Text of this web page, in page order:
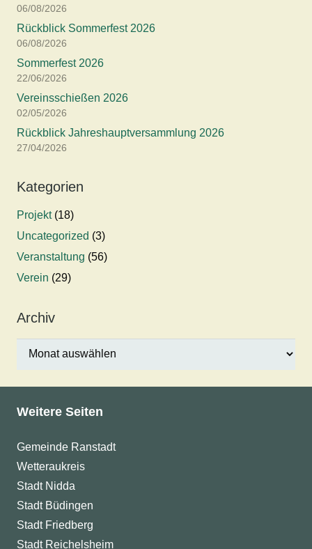
06/08/2026
Rückblick Sommerfest 2026
06/08/2026
Sommerfest 2026
22/06/2026
Vereinsschießen 2026
02/05/2026
Rückblick Jahreshauptversammlung 2026
27/04/2026
Kategorien
Projekt(18)
Uncategorized (3)
Veranstaltung (56)
Verein (29)
Archiv
Archiv
Weitere Seiten
Gemeinde Ranstadt
Wetteraukreis
Stadt Nidda
Stadt Büdingen
Stadt Friedberg
Stadt Reichelsheim